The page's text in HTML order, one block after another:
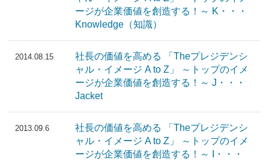
ージが企業価値を創造する！～ K・・・
Knowledge（知識）
2014.08.15
社長の価値を高める 「Theプレジデンシ
ャル・イメージ A to Z」 ～トップのイメ
ージが企業価値を創造する！～ J・・・
Jacket
2013.09.6
社長の価値を高める 「Theプレジデンシ
ャル・イメージ A to Z」 ～トップのイメ
ージが企業価値を創造する！～ I・・・